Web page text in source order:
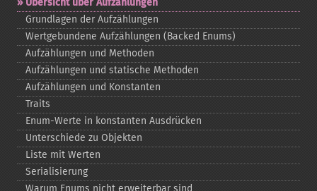
Übersicht über Aufzählungen
Grundlagen der Aufzählungen
Wertgebundene Aufzählungen (Backed Enums)
Aufzählungen und Methoden
Aufzählungen und statische Methoden
Aufzählungen und Konstanten
Traits
Enum-​Werte in konstanten Ausdrücken
Unterschiede zu Objekten
Liste mit Werten
Serialisierung
Warum Enums nicht erweiterbar sind